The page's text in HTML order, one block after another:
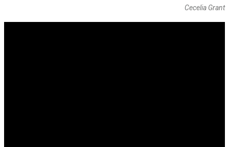
Cecelia Grant